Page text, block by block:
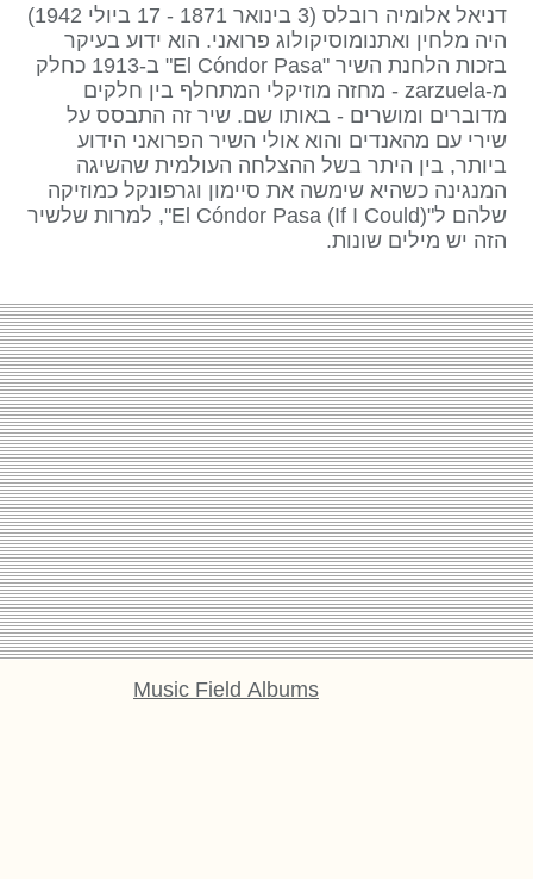
דניאל אלומיה רובלס (3 בינואר 1871 - 17 ביולי 1942)
היה מלחין ואתנומוסיקולוג פרואני. הוא ידוע בעיקר
בזכות הלחנת השיר "El Cóndor Pasa" ב-1913 כחלק
מ-zarzuela - מחזה מוזיקלי המתחלף בין חלקים
מדוברים ומושרים - באותו שם. שיר זה התבסס על
שירי עם מהאנדים והוא אולי השיר הפרואני הידוע
ביותר, בין היתר בשל ההצלחה העולמית שהשיגה
המנגינה כשהיא שימשה את סיימון וגרפונקל כמוזיקה
שלהם ל"El Cóndor Pasa (If I Could)", למרות שלשיר
הזה יש מילים שונות.
Music Field Albums